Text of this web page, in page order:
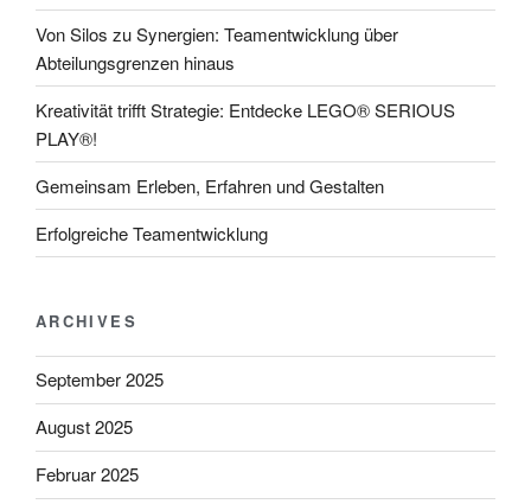
Von Silos zu Synergien: Teamentwicklung über
Abteilungsgrenzen hinaus
Kreativität trifft Strategie: Entdecke LEGO® SERIOUS
PLAY®!
Gemeinsam Erleben, Erfahren und Gestalten
Erfolgreiche Teamentwicklung
ARCHIVES
September 2025
August 2025
Februar 2025